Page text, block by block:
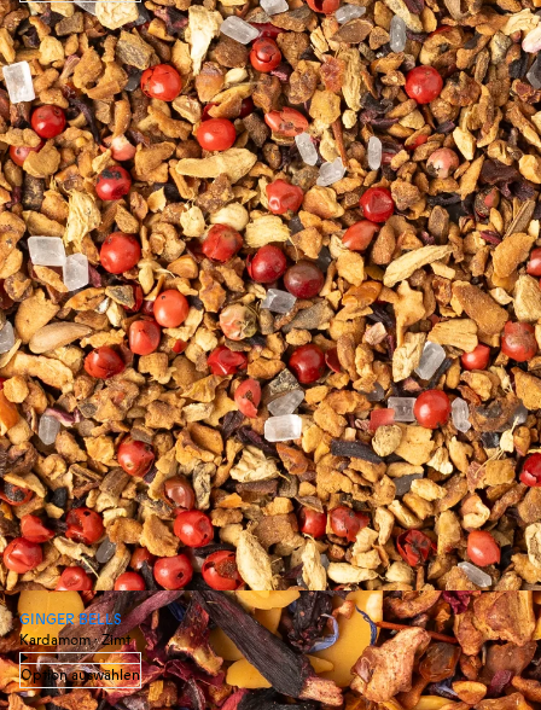
GINGER BELLS
Kardamom · Zimt
Option auswählen